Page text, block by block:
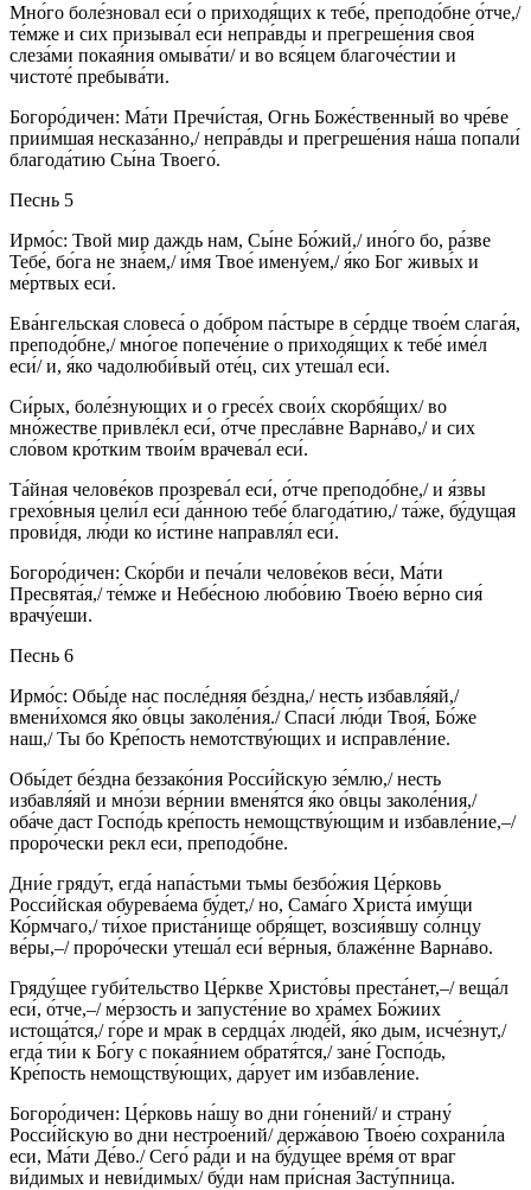
Мно́го боле́зновал еси́ о приходя́щих к тебе́, преподо́бне о́тче,/
те́мже и сих призыва́л еси́ непра́вды и прегреше́ния своя́
слеза́ми покая́ния омыва́ти/ и во вся́цем благоче́стии и
чистоте́ пребыва́ти.
Богоро́дичен: Ма́ти Пречи́стая, Огнь Боже́ственный во чре́ве
прии́мшая несказа́нно,/ непра́вды и прегреше́ния на́ша попали́
благода́тию Сы́на Твоего́.
Песнь 5
Ирмо́с: Твой мир даждь нам, Сы́не Бо́жий,/ ино́го бо, ра́зве
Тебе́, бо́га не зна́ем,/ и́мя Твое́ имену́ем,/ я́ко Бог живы́х и
ме́ртвых еси́.
Ева́нгельская словеса́ о до́бром па́стыре в се́рдце твое́м слага́я,
преподо́бне,/ мно́гое попече́ние о приходя́щих к тебе́ име́л
еси́/ и, я́ко чадолюби́вый оте́ц, сих утеша́л еси́.
Си́рых, боле́знующих и о гресе́х свои́х скорбя́щих/ во
мно́жестве привле́кл еси́, о́тче пресла́вне Варна́во,/ и сих
сло́вом кро́тким твои́м врачева́л еси́.
Та́йная челове́ков прозрева́л еси́, о́тче преподо́бне,/ и я́звы
грехо́вныя цели́л еси́ да́нною тебе́ благода́тию,/ та́же, бу́дущая
прови́дя, лю́ди ко и́стине направля́л еси́.
Богоро́дичен: Ско́рби и печа́ли челове́ков ве́си, Ма́ти
Пресвята́я,/ те́мже и Небе́сною любо́вию Твое́ю ве́рно сия́
врачу́еши.
Песнь 6
Ирмо́с: Обы́де нас после́дняя бе́здна,/ несть избавля́яй,/
вмени́хомся я́ко о́вцы заколе́ния./ Спаси́ лю́ди Твоя́, Бо́же
наш,/ Ты бо Кре́пость немотству́ющих и исправле́ние.
Обы́дет бе́здна беззако́ния Росси́йскую зе́млю,/ несть
избавля́яй и мно́зи ве́рнии вменя́тся я́ко о́вцы заколе́ния,/
оба́че даст Госпо́дь кре́пость немощству́ющим и избавле́ние,–/
проро́чески рекл еси, преподо́бне.
Дни́е гряду́т, егда́ напа́стьми тьмы безбо́жия Це́рковь
Росси́йская обурева́ема бу́дет,/ но, Сама́го Христа́ иму́щи
Ко́рмчаго,/ ти́хое приста́нище обря́щет, возсия́вшу со́лнцу
ве́ры,–/ проро́чески утеша́л еси́ ве́рныя, блаже́нне Варна́во.
Гряду́щее губи́тельство Це́ркве Христо́вы преста́нет,–/ веща́л
еси́, о́тче,–/ ме́рзость и запусте́ние во хра́мех Бо́жиих
истоща́тся,/ го́ре и мрак в сердца́х люде́й, я́ко дым, исче́знут,/
егда́ ти́и к Бо́гу с покая́нием обратя́тся,/ зане́ Госпо́дь,
Кре́пость немощству́ющих, да́рует им избавле́ние.
Богоро́дичен: Це́рковь на́шу во дни го́нений/ и страну́
Росси́йскую во дни нестрое́ний/ держа́вою Твое́ю сохрани́ла
еси, Ма́ти Де́во./ Сего́ ра́ди и на бу́дущее вре́мя от враг
ви́димых и неви́димых/ бу́ди нам при́сная Засту́пница.